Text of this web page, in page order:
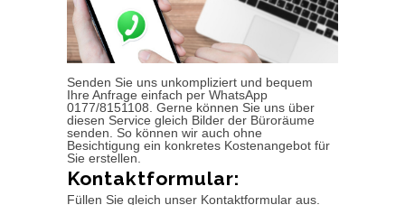
Senden Sie uns unkompliziert und bequem
Ihre Anfrage einfach per WhatsApp
0177/8151108. Gerne können Sie uns über
diesen Service gleich Bilder der Büroräume
senden. So können wir auch ohne
Besichtigung ein konkretes Kostenangebot für
Sie erstellen.
Kontaktformular:
Füllen Sie gleich unser Kontaktformular aus.